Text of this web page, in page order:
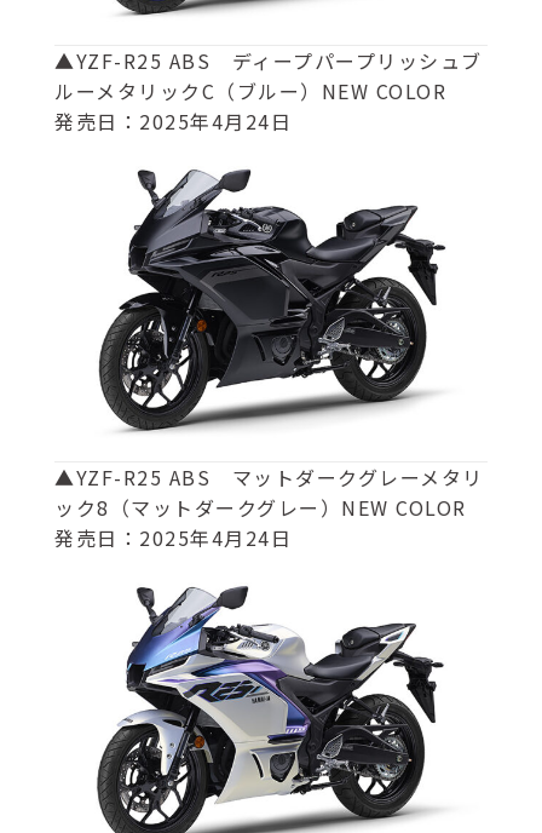
▲YZF-R25 ABS ディープパープリッシュブ
ルーメタリックC（ブルー）NEW COLOR
発売日：2025年4月24日
▲YZF-R25 ABS マットダークグレーメタリ
ック8（マットダークグレー）NEW COLOR
発売日：2025年4月24日